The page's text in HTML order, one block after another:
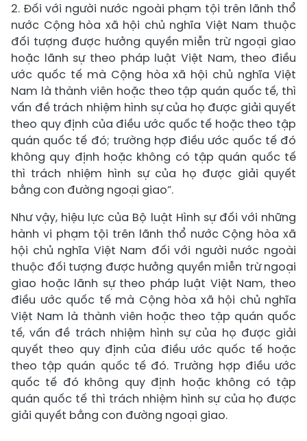
2. Đối với người nước ngoài phạm tội trên lãnh thổ
nước Cộng hòa xã hội chủ nghĩa Việt Nam thuộc
đối tượng được hưởng quyền miễn trừ ngoại giao
hoặc lãnh sự theo pháp luật Việt Nam, theo điều
ước quốc tế mà Cộng hòa xã hội chủ nghĩa Việt
Nam là thành viên hoặc theo tập quán quốc tế, thì
vấn đề trách nhiệm hình sự của họ được giải quyết
theo quy định của điều ước quốc tế hoặc theo tập
quán quốc tế đó; trường hợp điều ước quốc tế đó
không quy định hoặc không có tập quán quốc tế
thì trách nhiệm hình sự của họ được giải quyết
bằng con đường ngoại giao”.
Như vậy, hiệu lực của Bộ luật Hình sự đối với những
hành vi phạm tội trên lãnh thổ nước Cộng hòa xã
hội chủ nghĩa Việt Nam đối với người nước ngoài
thuộc đối tượng được hưởng quyền miễn trừ ngoại
giao hoặc lãnh sự theo pháp luật Việt Nam, theo
điều ước quốc tế mà Cộng hòa xã hội chủ nghĩa
Việt Nam là thành viên hoặc theo tập quán quốc
tế, vấn đề trách nhiệm hình sự của họ được giải
quyết theo quy định của điều ước quốc tế hoặc
theo tập quán quốc tế đó. Trường hợp điều ước
quốc tế đó không quy định hoặc không có tập
quán quốc tế thì trách nhiệm hình sự của họ được
giải quyết bằng con đường ngoại giao.